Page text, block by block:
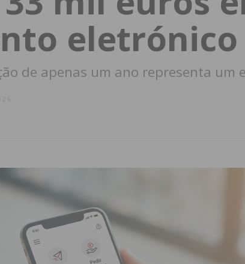
eletrónico
de apenas um ano representa um